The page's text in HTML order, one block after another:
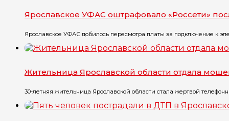
Ярославское УФАС оштрафовало «Россети»
Ярославское УФАС добилось пересмотра платы за подключение к
Жительница Ярославской области отдала
30-летняя жительница Ярославской области стала жертвой